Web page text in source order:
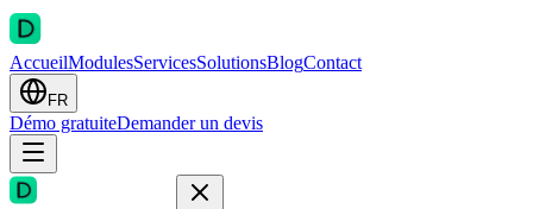
AccueilModulesServicesSolutionsBlogContact
FR
Démo gratuiteDemander un devis